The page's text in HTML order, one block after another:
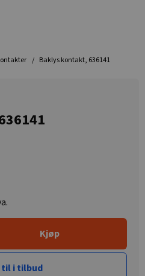
Baklys kontakt, 636141
Kjøp
til i tilbud